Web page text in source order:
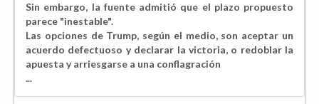
Sin embargo, la fuente admitió que el plazo propuesto
parece "inestable".
Las opciones de Trump, según el medio, son aceptar un
acuerdo defectuoso y declarar la victoria, o redoblar la
apuesta y arriesgarse a una conflagración
...